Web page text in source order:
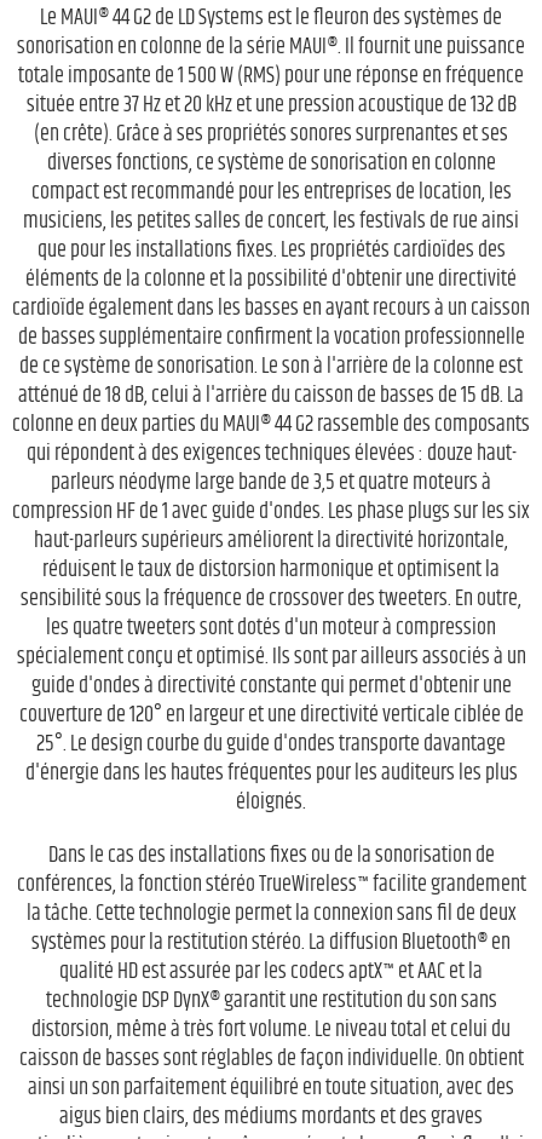
Le MAUI® 44 G2 de LD Systems est le fleuron des systèmes de
sonorisation en colonne de la série MAUI®. Il fournit une puissance
totale imposante de 1 500 W (RMS) pour une réponse en fréquence
située entre 37 Hz et 20 kHz et une pression acoustique de 132 dB
(en crête). Grâce à ses propriétés sonores surprenantes et ses
diverses fonctions, ce système de sonorisation en colonne
compact est recommandé pour les entreprises de location, les
musiciens, les petites salles de concert, les festivals de rue ainsi
que pour les installations fixes. Les propriétés cardioïdes des
éléments de la colonne et la possibilité d'obtenir une directivité
cardioïde également dans les basses en ayant recours à un caisson
de basses supplémentaire confirment la vocation professionnelle
de ce système de sonorisation. Le son à l'arrière de la colonne est
atténué de 18 dB, celui à l'arrière du caisson de basses de 15 dB. La
colonne en deux parties du MAUI® 44 G2 rassemble des composants
qui répondent à des exigences techniques élevées : douze haut-
parleurs néodyme large bande de 3,5 et quatre moteurs à
compression HF de 1 avec guide d'ondes. Les phase plugs sur les six
haut-parleurs supérieurs améliorent la directivité horizontale,
réduisent le taux de distorsion harmonique et optimisent la
sensibilité sous la fréquence de crossover des tweeters. En outre,
les quatre tweeters sont dotés d'un moteur à compression
spécialement conçu et optimisé. Ils sont par ailleurs associés à un
guide d'ondes à directivité constante qui permet d'obtenir une
couverture de 120° en largeur et une directivité verticale ciblée de
25°. Le design courbe du guide d'ondes transporte davantage
d'énergie dans les hautes fréquentes pour les auditeurs les plus
éloignés.
Dans le cas des installations fixes ou de la sonorisation de
conférences, la fonction stéréo TrueWireless™ facilite grandement
la tâche. Cette technologie permet la connexion sans fil de deux
systèmes pour la restitution stéréo. La diffusion Bluetooth® en
qualité HD est assurée par les codecs aptX™ et AAC et la
technologie DSP DynX® garantit une restitution du son sans
distorsion, même à très fort volume. Le niveau total et celui du
caisson de basses sont réglables de façon individuelle. On obtient
ainsi un son parfaitement équilibré en toute situation, avec des
aigus bien clairs, des médiums mordants et des graves